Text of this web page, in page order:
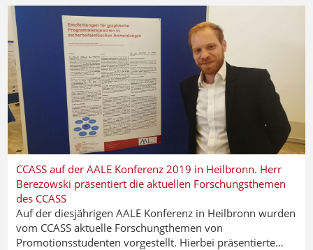
CCASS auf der AALE Konferenz 2019 in Heilbronn. Herr
Berezowski präsentiert die aktuellen Forschungsthemen
des CCASS
Auf der diesjährigen AALE Konferenz in Heilbronn wurden
vom CCASS aktuelle Forschungthemen von
Promotionsstudenten vorgestellt. Hierbei präsentierte…